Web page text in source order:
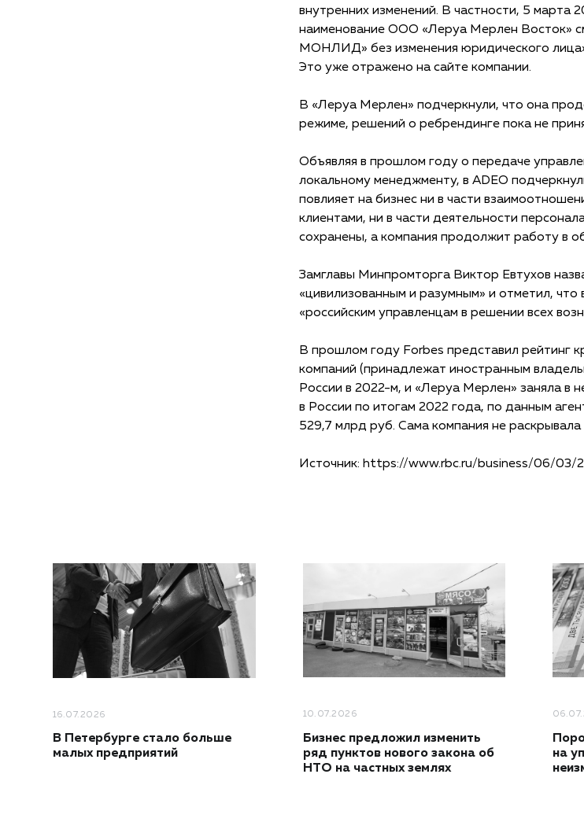
внутренних изменений. В частности, 5 марта
наименование ООО «Леруа Мерлен Восток»
МОНЛИД» без изменения юридического
Это уже отражено на сайте компании.
В «Леруа Мерлен» подчеркнули, что она
режиме, решений о ребрендинге пока не
Объявляя в прошлом году о передаче
локальному менеджменту, в ADEO
повлияет на бизнес ни в части
клиентами, ни в части деятельности
сохранены, а компания продолжит работу в
Замглавы Минпромторга Виктор Евтухов
«цивилизованным и разумным» и отметил, что
«российским управленцам в решении всех
В прошлом году Forbes представил рейтинг
компаний (принадлежат иностранным
России в 2022-м, и «Леруа Мерлен» заняла в
в России по итогам 2022 года, по данным
529,7 млрд руб. Сама компания не раскрывала
Источник: https://www.rbc.ru/business/06/03/
16.07.2026
В Петербурге стало больше
малых предприятий
10.07.2026
Бизнес предложил изменить
ряд пунктов нового закона об
НТО на частных землях
на